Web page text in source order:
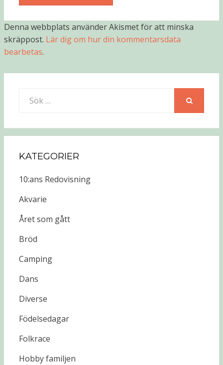
Denna webbplats använder Akismet för att minska
skräppost. Lär dig om hur din kommentarsdata
bearbetas.
efter:
KATEGORIER
10:ans Redovisning
Akvarie
Året som gått
Bröd
Camping
Dans
Diverse
Födelsedagar
Folkrace
Hobby familjen